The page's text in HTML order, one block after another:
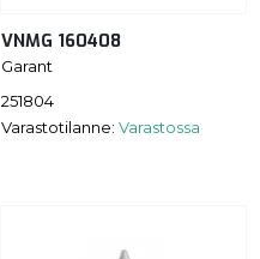
VNMG 160408
Garant
251804
Varastotilanne: Varastossa